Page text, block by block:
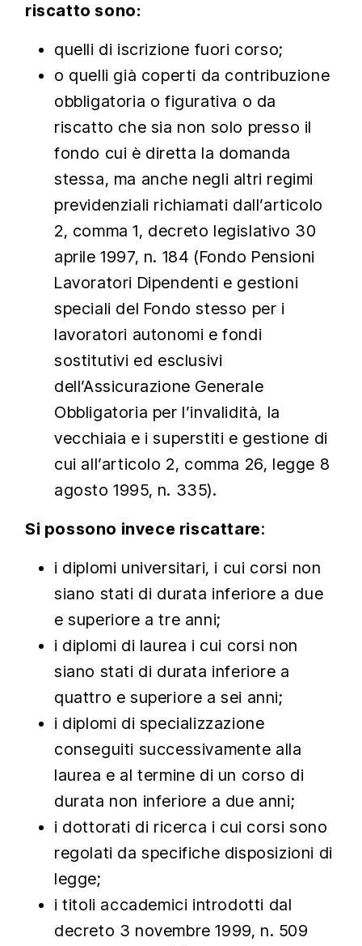
riscatto sono:
quelli di iscrizione fuori corso;
o quelli già coperti da contribuzione
obbligatoria o figurativa o da
riscatto che sia non solo presso il
fondo cui è diretta la domanda
stessa, ma anche negli altri regimi
previdenziali richiamati dall’articolo
2, comma 1, decreto legislativo 30
aprile 1997, n. 184 (Fondo Pensioni
Lavoratori Dipendenti e gestioni
speciali del Fondo stesso per i
lavoratori autonomi e fondi
sostitutivi ed esclusivi
dell’Assicurazione Generale
Obbligatoria per l’invalidità, la
vecchiaia e i superstiti e gestione di
cui all’articolo 2, comma 26, legge 8
agosto 1995, n. 335).
Si possono invece riscattare:
i diplomi universitari, i cui corsi non
siano stati di durata inferiore a due
e superiore a tre anni;
i diplomi di laurea i cui corsi non
siano stati di durata inferiore a
quattro e superiore a sei anni;
i diplomi di specializzazione
conseguiti successivamente alla
laurea e al termine di un corso di
durata non inferiore a due anni;
i dottorati di ricerca i cui corsi sono
regolati da specifiche disposizioni di
legge;
i titoli accademici introdotti dal
decreto 3 novembre 1999, n. 509